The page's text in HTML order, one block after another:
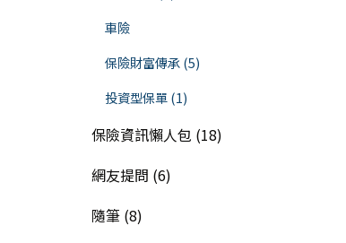
車險
保險財富傳承 (5)
投資型保單 (1)
保險資訊懶人包 (18)
網友提問 (6)
隨筆 (8)